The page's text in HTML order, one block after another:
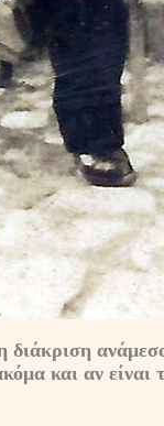
διάκριση
και αν είναι